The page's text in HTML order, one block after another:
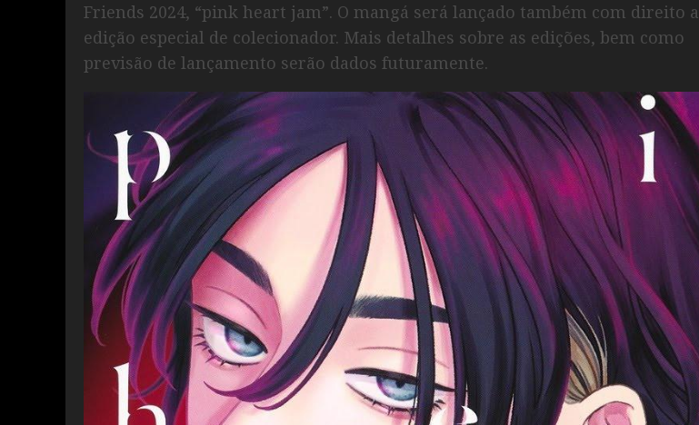
Friends 2024, “pink heart jam”. O mangá será lançado também com direito a
edição especial de colecionador. Mais detalhes sobre as edições, bem como
previsão de lançamento serão dados futuramente.